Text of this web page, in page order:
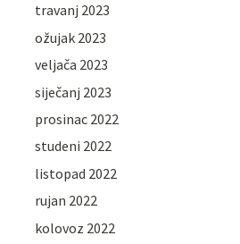
travanj 2023
ožujak 2023
veljača 2023
siječanj 2023
prosinac 2022
studeni 2022
listopad 2022
rujan 2022
kolovoz 2022